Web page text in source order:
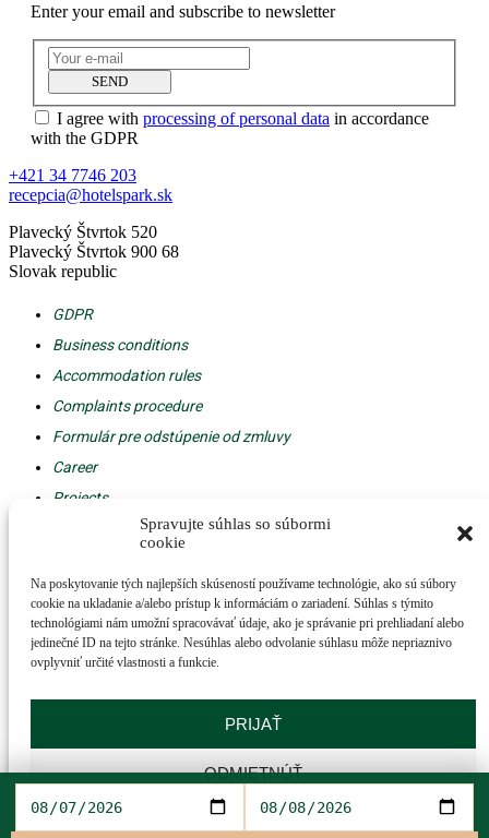
Spravujte súhlas so súbormi
cookie
Na poskytovanie tých najlepších skúseností používame technológie, ako sú súbory
cookie na ukladanie a/alebo prístup k informáciám o zariadení. Súhlas s týmito
technológiami nám umožní spracovávať údaje, ako je správanie pri prehliadaní alebo
jedinečné ID na tejto stránke. Nesúhlas alebo odvolanie súhlasu môže nepriaznivo
ovplyvniť určité vlastnosti a funkcie.
PRIJAŤ
ODMIETNÚŤ
Enter your email and subscribe to newsletter
SEND
I agree with processing of personal data in accordance
with the GDPR
+421 34 7746 203
recepcia@hotelspark.sk
Plavecký Štvrtok 520
Plavecký Štvrtok 900 68
Slovak republic
GDPR
Business conditions
Accommodation rules
Complaints procedure
Formulár pre odstúpenie od zmluvy
Career
Projects
© 2018, Spark ****,
All rights reserved.
Facebook
Copyright © 2018, Wellness hotel Spark ****, All rights reserved.